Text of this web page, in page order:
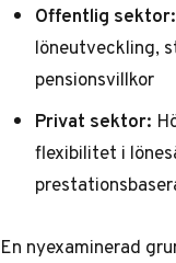
Offentlig sektor:
löneutveckling,
pensionsvillkor
Privat sektor:
flexibilitet i
En nyexaminerad